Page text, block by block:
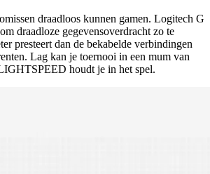
draadloos kunnen gamen. Logitech G
draadloze gegevensoverdracht zo te
presteert dan de bekabelde verbindingen
Lag kan je toernooi in een mum van
houdt je in het spel.